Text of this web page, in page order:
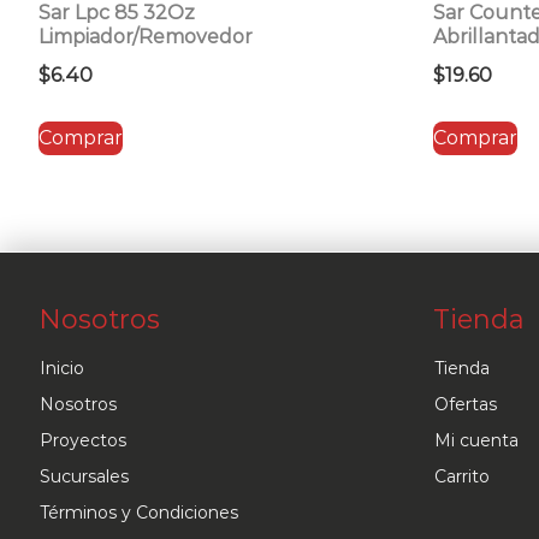
Sar Lpc 85 32Oz
Limpiador/Removedor
$6.40
Comprar
Sar
$19.60
Comprar
Nosotros
Inicio
Nosotros
Proyectos
Sucursales
Términos y Condiciones
Tienda
Tienda
Ofertas
Mi cuenta
Carrito